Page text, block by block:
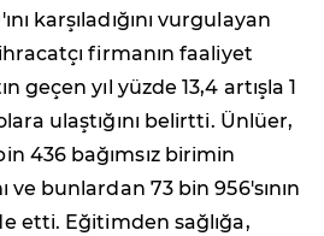
karşıladığını vurgulayan
firmanın faaliyet
geçen yıl yüzde 13,4 artışla 1
ulaştığını belirtti. Ünlüer,
436 bağımsız birimin
ve bunlardan 73 bin 956'sının
etti. Eğitimden sağlığa,